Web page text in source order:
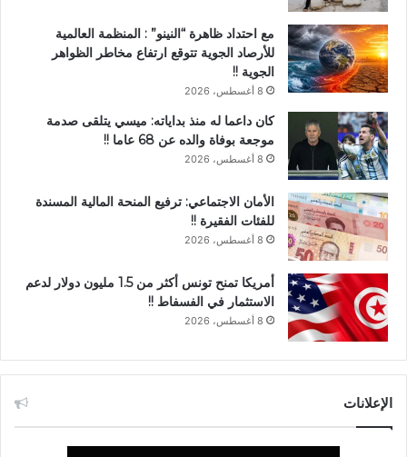
مع احتداد ظاهرة “النينو” : المنظمة العالمية
للأرصاد الجوية تتوقع ارتفاع مخاطر الظواهر
الجوية !!
8 أغسطس، 2026
كان داعما له منذ بداياته: ميسي يتلقى صدمة
موجعة بوفاة والده عن 68 عاما !!
8 أغسطس، 2026
الأمان الاجتماعي: ترفيع المنحة المالية المسندة
للفئات الفقيرة !!
8 أغسطس، 2026
أمريكا تمنح تونس أكثر من 1.5 مليون دولار لدعم
الاستثمار في الفسفاط !!
8 أغسطس، 2026
الإعلانات